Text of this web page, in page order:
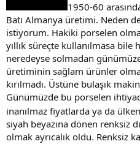
1950-60
Batı Almanya üretimi. Neden
istiyorum. Hakiki porselen
yıllık süreçte kullanılmasa
neredeyse solmadan
üretiminin sağlam ürünler
kırılmadı. Üstüne bulaşık
Günümüzde bu porselen
inanılmaz fiyatlarda ya da
siyah beyazına dönen renksiz
olmak ayrıcalık oldu. Renksiz